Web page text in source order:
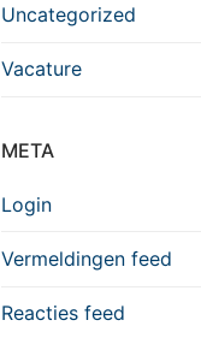
Uncategorized
Vacature
META
Login
Vermeldingen feed
Reacties feed